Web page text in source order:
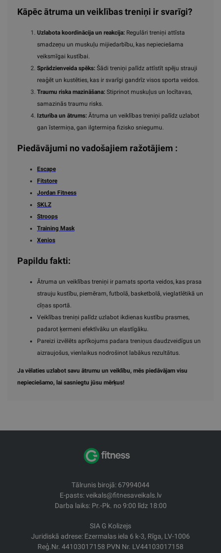
Kāpēc ātruma un veiklības treniņi ir svarīgi?
Uzlabota koordinācija un reakcija: Regulāri treniņi attīsta
smadzeņu un muskuļu mijiedarbību, kas nepieciešama
veiksmīgai kustībai.
Sprādzienveida spēks: Šādi treniņi palīdz attīstīt spēju strauji
reaģēt un kustēties, kas ir svarīgi gandrīz visos sporta veidos.
Traumu riska mazināšana: Stiprinot muskuļus un locītavas,
samazinās traumu risks.
Izturība un ātrums: Ātruma un veiklības treniņi palīdz uzlabot
gan īstermiņa, gan ilgtermiņa fizisko sniegumu.
Piedāvājumi no vadošajiem ražotājiem :
Escape
Fitstore
Jordan Fitness
SKLZ
Stroops
Training Mask
Xenios
Papildu fakti:
Ātruma un veiklības treniņi ir pamats sporta veidos, kas prasa
strauju kustību, piemēram, futbolā, basketbolā, vieglatlētikā un
cīņas sportā.
Veiklības treniņi palīdz uzlabot ikdienas kustību prasmes,
padarot ķermeni efektīvāku un elastīgāku.
Pareizi izvēlēts aprīkojums padara treniņus daudzveidīgus un
aizraujošus, vienlaikus nodrošinot labākus rezultātus.
Ja vēlaties uzlabot savu ātrumu un veiklību, mēs piedāvājam visu
nepieciešamo, lai sasniegtu jūsu mērķus!
Tālrunis birojā: 67994044
E-pasts: veikals@fitnesaveikals.lv
Darba laiks: Pr.-Pk. no 9:00 līdz 18:00
SIA G Kolizejs
Juridiskā adrese: Ezermalas iela 6 k-3, Rīga, LV-1006
Reģ.Nr. 44103017158 PVN Nr. LV44103017158